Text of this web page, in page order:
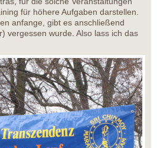
für höhere Aufgaben darstellen.
anfange, gibt es anschließend
vergessen wurde. Also lass ich das